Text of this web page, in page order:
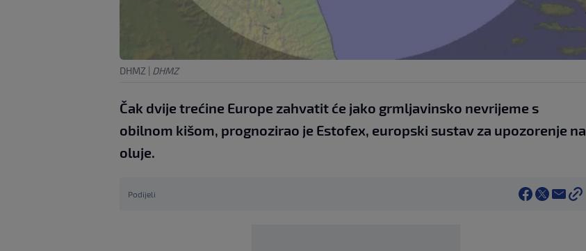
DHMZ DHMZ
Čak dvije trećine Europe zahvatit će jako grmljavinsko nevrijeme s
obilnom kišom, prognozirao je Estofex, europski sustav za upozorenje na
oluje.
Podijeli